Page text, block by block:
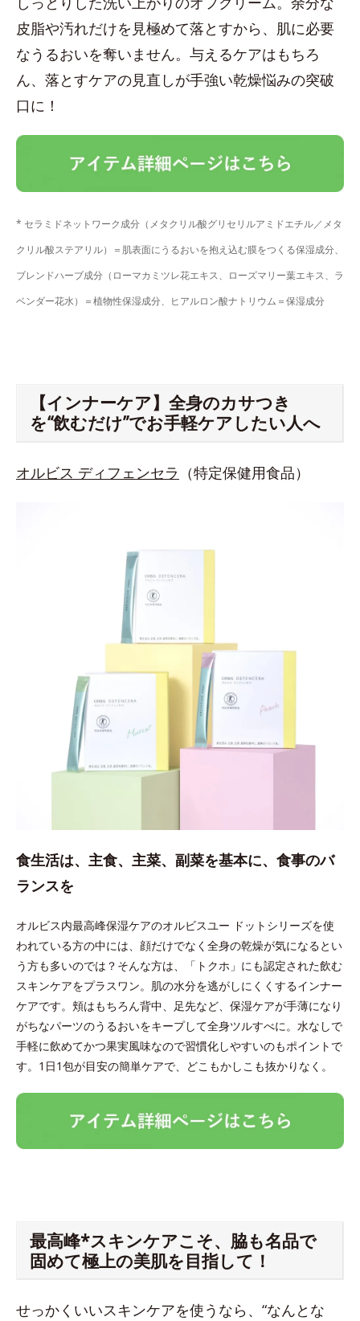
皮脂や汚れだけを見極めて落とすから、肌に必要
なうるおいを奪いません。与えるケアはもちろ
ん、落とすケアの見直しが手強い乾燥悩みの突破
口に！
* セラミドネットワーク成分（メタクリル酸グリセリルアミドエチル／メタ
クリル酸ステアリル）＝肌表面にうるおいを抱え込む膜をつくる保湿成分、
ブレンドハーブ成分（ローマカミツレ花エキス、ローズマリー葉エキス、ラ
ベンダー花水）＝植物性保湿成分、ヒアルロン酸ナトリウム＝保湿成分
【インナーケア】全身のカサつき
を“飲むだけ”でお手軽ケアしたい人へ
オルビス ディフェンセラ （特定保健用食品）
食生活は、主食、主菜、副菜を基本に、食事のバ
ランスを
オルビス内最高峰保湿ケアのオルビスユー ドットシリーズを使
われている方の中には、顔だけでなく全身の乾燥が気になるとい
う方も多いのでは？そんな方は、「トクホ」にも認定された飲む
スキンケアをプラスワン。肌の水分を逃がしにくくするインナー
ケアです。頬はもちろん背中、足先など、保湿ケアが手薄になり
がちなパーツのうるおいをキープして全身ツルすべに。水なしで
手軽に飲めてかつ果実風味なので習慣化しやすいのもポイントで
す。1日1包が目安の簡単ケアで、どこもかしこも抜かりなく。
最高峰*スキンケアこそ、脇も名品で
固めて極上の美肌を目指して！
せっかくいいスキンケアを使うなら、“なんとな